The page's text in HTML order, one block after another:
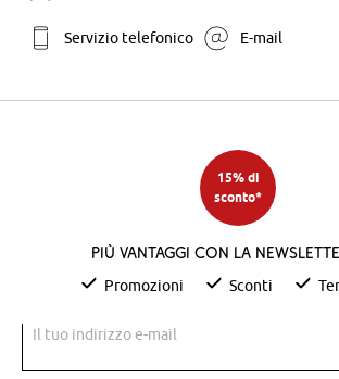
Servizio telefonico E-mail
15% di
sconto*
Più vantaggi con la
Promozioni Sconti
Il tuo indirizzo e-mail